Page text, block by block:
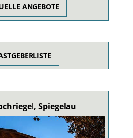
ANGEBOTE
Spiegelau